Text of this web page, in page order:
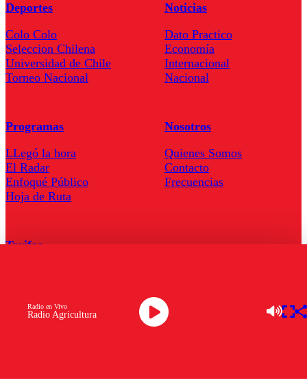
Radio Agricultura
Radio en Vivo
Deportes
Colo Colo
Seleccion Chilena
Universidad de Chile
Torneo Nacional
Noticias
Dato Practico
Economía
Internacional
Nacional
Programas
LLegó la hora
El Radar
Enfoqué Público
Hoja de Ruta
Nosotros
Quienes Somos
Contacto
Frecuencias
Tarifas
Descarga la APP